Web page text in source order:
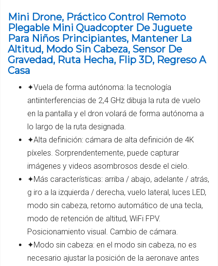
Mini Drone, Práctico Control Remoto
Plegable Mini Quadcopter De Juguete
Para Niños Principiantes, Mantener La
Altitud, Modo Sin Cabeza, Sensor De
Gravedad, Ruta Hecha, Flip 3D, Regreso A
Casa
✦Vuela de forma autónoma: la tecnología
antiinterferencias de 2,4 GHz dibuja la ruta de vuelo
en la pantalla y el dron volará de forma autónoma a
lo largo de la ruta designada.
✦Alta definición: cámara de alta definición de 4K
píxeles. Sorprendentemente, puede capturar
imágenes y videos asombrosos desde el cielo.
✦Más características: arriba / abajo, adelante / atrás,
g iro a la izquierda / derecha, vuelo lateral, luces LED,
modo sin cabeza, retorno automático de una tecla,
modo de retención de altitud, WiFi FPV.
Posicionamiento visual. Cambio de cámara.
✦Modo sin cabeza: en el modo sin cabeza, no es
necesario ajustar la posición de la aeronave antes